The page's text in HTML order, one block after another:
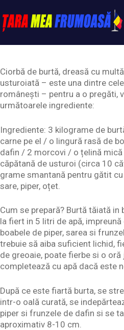
to
content
Ciorbă de burtă, dreasă cu
usturoiată – este una dintre
românești – pentru a o pregăti,
următoarele ingrediente:
Ingrediente: 3 kilograme de
carne pe el / o lingură rasă de
dafin / 2 morcovi / o țelină
căpătană de usturoi (circa 10
grame smantană pentru gătit
sare, piper, oțet.
Cum se prepară? Burtă tăiată
la fiert in 5 litri de apă,
boabele de piper, sarea si
trebuie să aiba suficient lichid,
de greoaie, poate fierbe si o
completează cu apă dacă este
După ce este fiartă burta, se
intr-o oală curată, se
piper si frunzele de dafin si se
aproximativ 8-10 cm.